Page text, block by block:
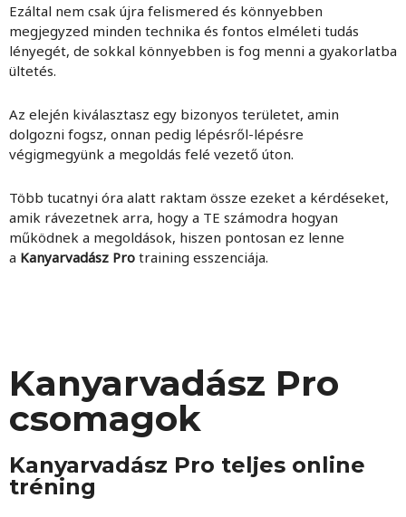
Ezáltal nem csak újra felismered és könnyebben
megjegyzed minden technika és fontos elméleti tudás
lényegét, de sokkal könnyebben is fog menni a gyakorlatba
ültetés.
Az elején kiválasztasz egy bizonyos területet, amin
dolgozni fogsz, onnan pedig lépésről-lépésre
végigmegyünk a megoldás felé vezető úton.
Több tucatnyi óra alatt raktam össze ezeket a kérdéseket,
amik rávezetnek arra, hogy a TE számodra hogyan
működnek a megoldások, hiszen pontosan ez lenne
a Kanyarvadász Pro training esszenciája.
Kanyarvadász Pro
csomagok
Kanyarvadász Pro teljes online
tréning